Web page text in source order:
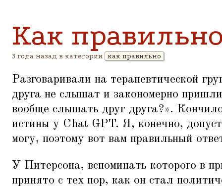
Как
3 года назад в категории как правильно
Разговаривали на терапевтической
друга не слышат и закономерно
вообще слышать друг друга?».
истины у Chat GPT. Я, конечно,
могу, поэтому вот вам правильный
У Питерсона, вспоминать которого в
принято с тех пор, как он стал